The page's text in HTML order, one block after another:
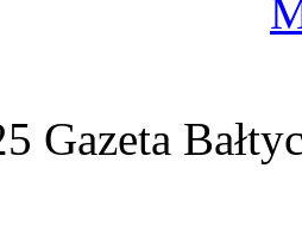
Gazeta